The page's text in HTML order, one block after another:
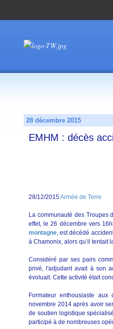
28 décembre 2015
EMHM : décès
28/12/2015Armée de Terre
La communauté des Troupes
effet, le 26 décembre vers
montagne, est décédé
à Chamonix, alors qu’il tentait
Considéré par ses pairs
privé, l'adjudant avait à son
évoluait. Cette activité était
Formateur enthousiaste
novembre 2014 après avoir
de soutien logistique
participé à de nombreuses